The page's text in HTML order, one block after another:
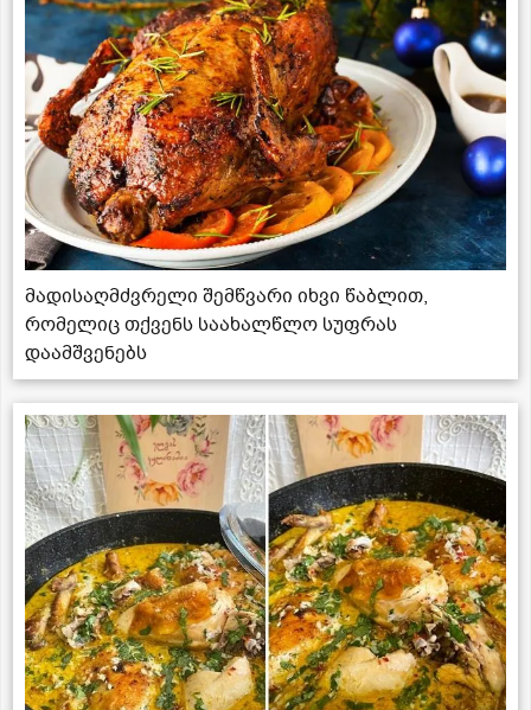
მადისაღმძვრელი შემწვარი იხვი წაბლით,
რომელიც თქვენს საახალწლო სუფრას
დაამშვენებს